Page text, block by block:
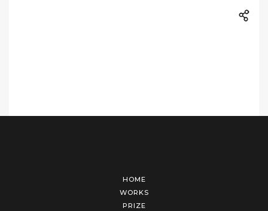
HOME
WORKS
PRIZE